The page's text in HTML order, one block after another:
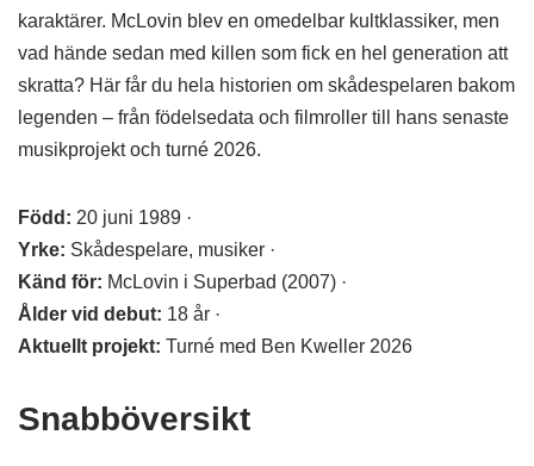
karaktärer. McLovin blev en omedelbar kultklassiker, men
vad hände sedan med killen som fick en hel generation att
skratta? Här får du hela historien om skådespelaren bakom
legenden – från födelsedata och filmroller till hans senaste
musikprojekt och turné 2026.
Född: 20 juni 1989 ·
Yrke: Skådespelare, musiker ·
Känd för: McLovin i Superbad (2007) ·
Ålder vid debut: 18 år ·
Aktuellt projekt: Turné med Ben Kweller 2026
Snabböversikt